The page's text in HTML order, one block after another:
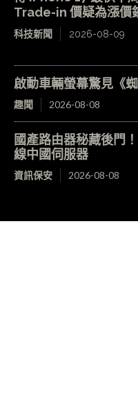
Trade-in 價疑為漲價
科技新聞 2026-08-09
啟動車輛螢幕驚見《
趣聞 2026-08-08
國產路由器秘藏後門
線中國伺服器
資訊保安 2026-08-08